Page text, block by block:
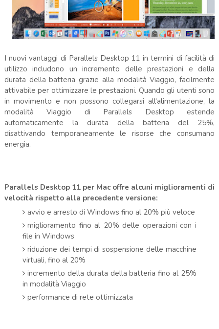
I nuovi vantaggi di Parallels Desktop 11 in termini di facilità di
utilizzo includono un incremento delle prestazioni e della
durata della batteria grazie alla modalità Viaggio, facilmente
attivabile per ottimizzare le prestazioni. Quando gli utenti sono
in movimento e non possono collegarsi all'alimentazione, la
modalità Viaggio di Parallels Desktop estende
automaticamente la durata della batteria del 25%,
disattivando temporaneamente le risorse che consumano
energia.
Parallels Desktop 11 per Mac offre alcuni miglioramenti di
velocità rispetto alla precedente versione:
avvio e arresto di Windows fino al 20% più veloce
miglioramento fino al 20% delle operazioni con i
file in Windows
riduzione dei tempi di sospensione delle macchine
virtuali, fino al 20%
incremento della durata della batteria fino al 25%
in modalità Viaggio
performance di rete ottimizzata